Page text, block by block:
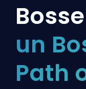
un
Path